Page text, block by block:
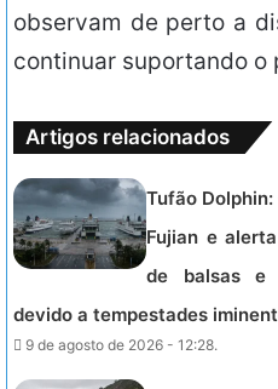
observam de perto a
continuar suportando o
Artigos relacionados
Tufão
Fujian e
de balsas e
devido a tempestades
9 de agosto de 2026 - 12:28.